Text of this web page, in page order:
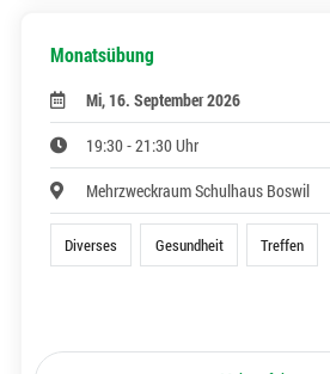
Monatsübung
Mi, 16. September 2026
19:30 - 21:30 Uhr
Mehrzweckraum Schulhaus Boswil
Diverses Gesundheit Treffen